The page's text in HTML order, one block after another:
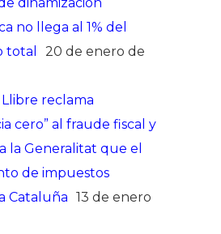
no llega al 1% del
total
20 de enero de
reclama
cero” al fraude fiscal y
la Generalitat que el
de impuestos
Cataluña 13 de enero